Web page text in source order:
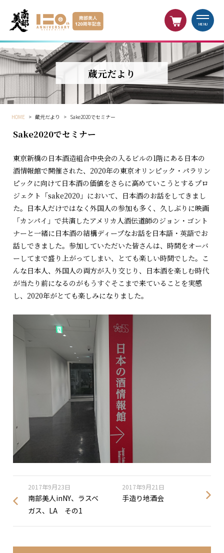
MENU
蔵元だより
HOME > 蔵元だより > Sake2020でセミナー
Sake2020でセミナー
東京新橋の日本酒造組合中央会の入るビルの1階にある日本の
酒情報館で開催された、2020年の東京オリンピック・パラリン
ピックに向けて日本酒の価値をさらに高めていこうとするプロ
ジェクト「sake2020」において、日本酒のお話をしてきまし
た。日本人だけではなく外国人の参加も多く、久しぶりに映画
「カンパイ」で共演したアメリカ人酒伝道師のジョン・ゴント
ナーと一緒に日本酒の結構ディープなお話を日本語・英語でお
話しできました。参加していただいた皆さんは、時間をオーバ
ーしてまで盛り上がってしまい、とても楽しい時間でした。こ
んな日本人、外国人の両方が入り交じり、日本酒を楽しむ時代
が当たり前になるのがもうすぐそこまで来ていることを実感
し、2020年がとても楽しみになりました。
2017年9月23日
南部美人inNY、ラスベ
ガス、LA その1
2017年9月21日
手造り地酒会